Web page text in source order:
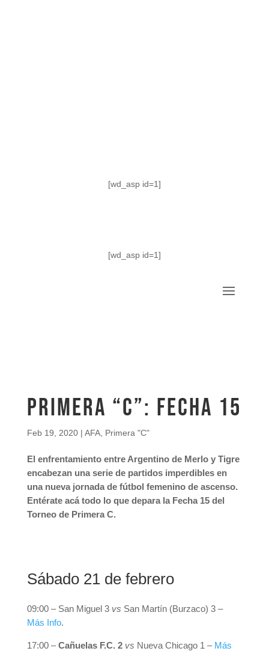
[wd_asp id=1]
[wd_asp id=1]
Primera “C”: Fecha 15
Feb 19, 2020| AFA, Primera "C"
El enfrentamiento entre Argentino de Merlo y Tigre
encabezan una serie de partidos imperdibles en
una nueva jornada de fútbol femenino de ascenso.
Entérate acá todo lo que depara la Fecha 15 del
Torneo de Primera C.
Sábado 21 de febrero
09:00 – San Miguel 3 vs San Martín (Burzaco) 3 –
Más Info.
17:00 –Cañuelas F.C. 2 vs Nueva Chicago 1 – Más